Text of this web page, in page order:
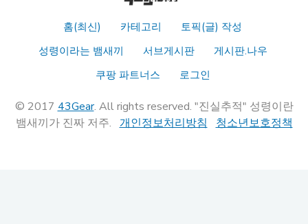
홈(최신) 카테고리
토픽(글) 작성
성령이라는 뱀새끼
서브게시판
게시판.나우
쿠팡 파트너스
로그인
© 2017 43Gear. All rights reserved. "진실추적" 성령이란
뱀새끼가 진짜 저주. 개인정보처리방침 청소년보호정책